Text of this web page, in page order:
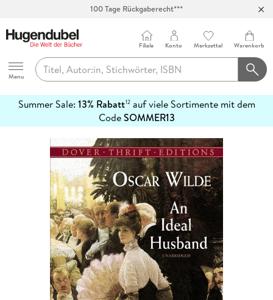
Hugendubel
Menu
Filiale Konto Merkzettel Warenkorb
Summer Sale: 13% Rabatt12auf viele Sortimente mit dem
CodeSOMMER13
erfahren